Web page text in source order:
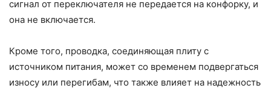
сигнал от переключателя не передается на конфорку, и
она не включается.
Кроме того, проводка, соединяющая плиту с
источником питания, может со временем подвергаться
износу или перегибам, что также влияет на надежность